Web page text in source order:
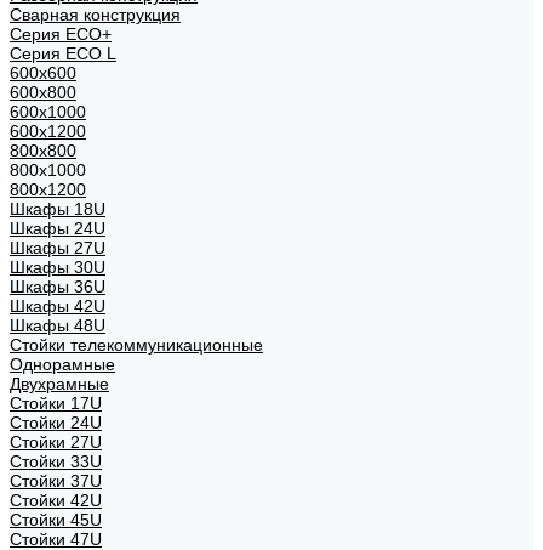
Сварная конструкция
Серия ECO+
Серия ECO L
600x600
600x800
600х1000
600х1200
800x800
800х1000
800х1200
Шкафы 18U
Шкафы 24U
Шкафы 27U
Шкафы 30U
Шкафы 36U
Шкафы 42U
Шкафы 48U
Стойки телекоммуникационные
Однорамные
Двухрамные
Стойки 17U
Стойки 24U
Стойки 27U
Стойки 33U
Стойки 37U
Стойки 42U
Стойки 45U
Стойки 47U